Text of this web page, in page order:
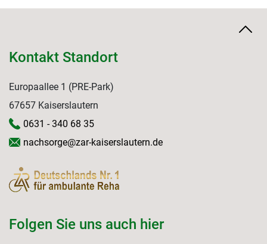
Kontakt Standort
Europaallee 1 (PRE-Park)
67657 Kaiserslautern
0631 - 340 68 35
nachsorge@zar-kaiserslautern.de
Folgen Sie uns auch hier